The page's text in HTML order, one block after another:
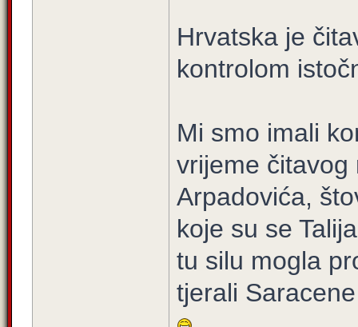
Hrvatska je
kontrolom
Mi smo imali
vrijeme čitavog
Arpadovića,
koje su se
tu silu mogla
tjerali